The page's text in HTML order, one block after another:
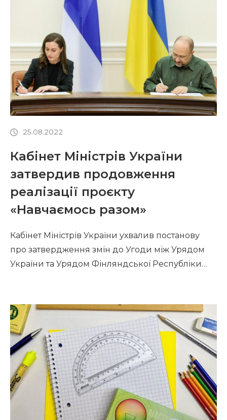
Дізнатись деталі про підручники і завантажити
їх можна за покликанням. На сайті розміщено
електронні версії підручників для таких освітніх
галузей: мовно-літературної, […]
25.08.2022
Кабінет Міністрів України
затвердив продовження
реалізації проєкту
«Навчаємось разом»
Кабінет Міністрів України ухвалив постанову
про затвердження змін до Угоди між Урядом
України та Урядом Фінляндської Республіки
щодо продовження реалізації проєкту
підписали Прем’єр-міністр України Денис
Шмигаль і Прем’єр-міністр Фінляндської
Республіки Санна Марін 26 травня 2022 року в
м. Києві. Згідно з угодою, роботу проєкту
продовжено […]